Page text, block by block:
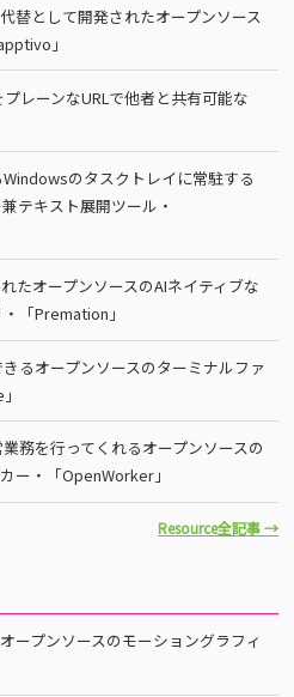
替として開発されたオープンソース
」
レーンなURLで他者と共有可能な
のタスクトレイに常駐する
テキスト展開ツール・
たオープンソースのAIネイティブな
「Premation」
るオープンソースのターミナルファ
務を行ってくれるオープンソースの
ー・「OpenWorker」
Resource全記事 →
ープンソースのモーショングラフィ